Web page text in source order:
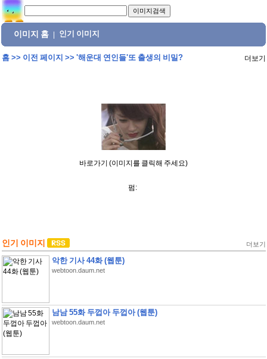
이미지 홈 인기 이미지
홈>> 이전 페이지 >> '해운대 연인들'또 출생의 비밀? 더보기
바로가기 (이미지를 클릭해 주세요)
펌:
인기 이미지 더보기
악한 기사 44화 (웹툰)
webtoon.daum.net
남남 55화 두껍아 두껍아 (웹툰)
webtoon.daum.net